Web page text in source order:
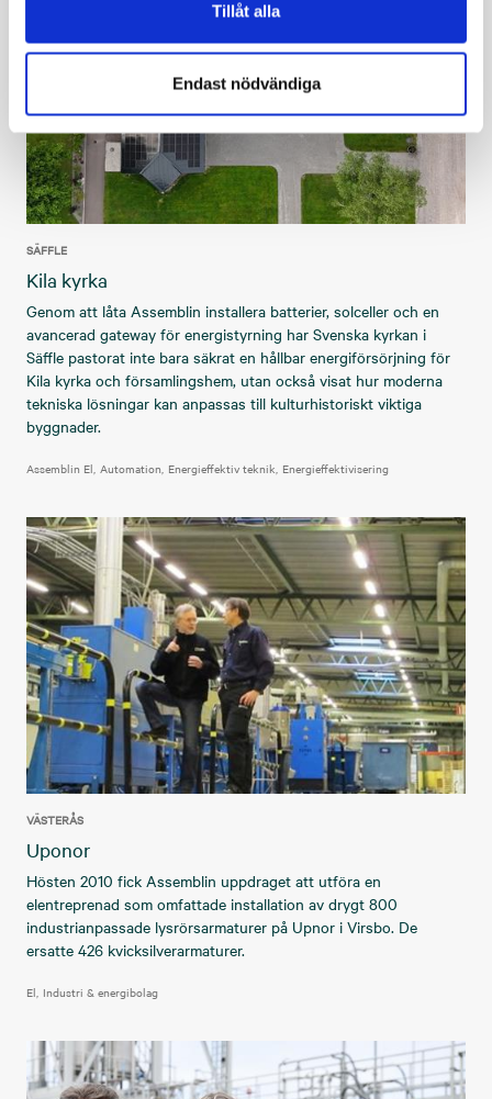
Tillåt alla
Endast nödvändiga
SÄFFLE
Kila kyrka
Genom att låta Assemblin installera batterier, solceller och en
avancerad gateway för energistyrning har Svenska kyrkan i
Säffle pastorat inte bara säkrat en hållbar energiförsörjning för
Kila kyrka och församlingshem, utan också visat hur moderna
tekniska lösningar kan anpassas till kulturhistoriskt viktiga
byggnader.
Assemblin El Automation Energieffektiv teknik Energieffektivisering
VÄSTERÅS
Uponor
Hösten 2010 fick Assemblin uppdraget att utföra en
elentreprenad som omfattade installation av drygt 800
industrianpassade lysrörsarmaturer på Upnor i Virsbo. De
ersatte 426 kvicksilverarmaturer.
El Industri & energibolag